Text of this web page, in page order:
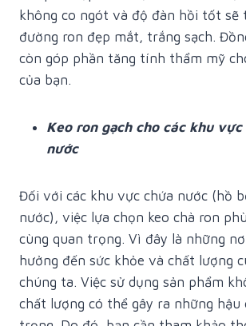
không co ngót và độ đàn hồi tốt sẽ
đường ron đẹp mắt, trắng sạch.
còn góp phần tăng tính thẩm mỹ
của bạn.
Keo ron gạch cho các khu
nước
Đối với các khu vực chứa nước (hồ
nước), việc lựa chọn keo chà ron
cùng quan trọng. Vì đây là những
hưởng đến sức khỏe và chất lượng
chúng ta. Việc sử dụng sản phẩm
chất lượng có thể gây ra những hậu